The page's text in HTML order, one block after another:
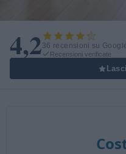
4,236 recensioni su
Recensioni verificate